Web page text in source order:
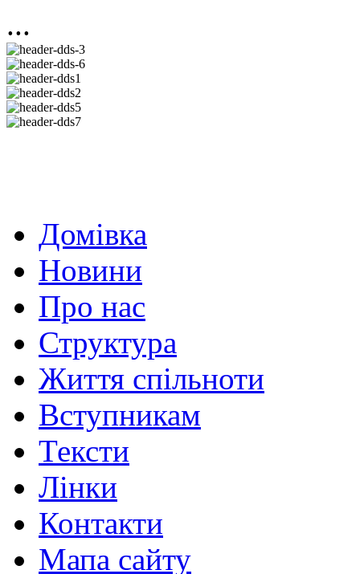
...
Домівка
Новини
Про нас
Структура
Життя спільноти
Вступникам
Тексти
Лінки
Контакти
Мапа сайту